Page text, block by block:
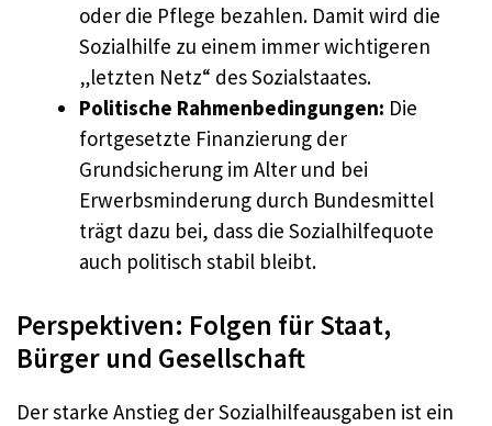
oder die Pflege bezahlen. Damit wird die
Sozialhilfe zu einem immer wichtigeren
„letzten Netz“ des Sozialstaates.
Politische Rahmenbedingungen: Die
fortgesetzte Finanzierung der
Grundsicherung im Alter und bei
Erwerbsminderung durch Bundesmittel
trägt dazu bei, dass die Sozialhilfequote
auch politisch stabil bleibt.
Perspektiven: Folgen für Staat,
Bürger und Gesellschaft
Der starke Anstieg der Sozialhilfeausgaben ist ein